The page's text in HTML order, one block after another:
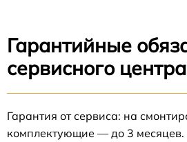
Гарантийные
сервисного
Гарантия от сервиса: на
комплектующие — до 3 месяцев.